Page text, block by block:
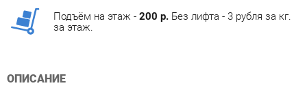
изготовлении мебели для ванных комнат.